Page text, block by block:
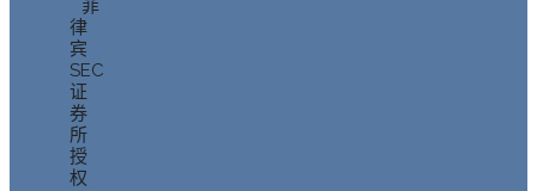
菲
律
宾
SEC
证
券
所
授
权